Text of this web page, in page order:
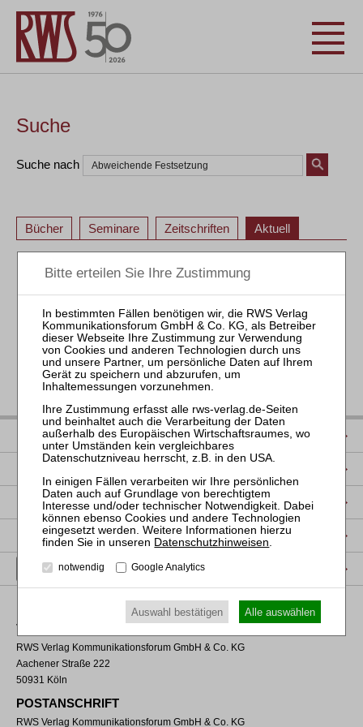
Suche
Suche nach
Bücher Seminare Zeitschriften Aktuell
2 3 4
IMPRESSUM
NUTZUNGSBESTIMMUNGEN/AGB
PRODUKTSICHERHEIT (GPSR)
VERTRAG WIDERRUFEN
VERLAGSADRESSE
RWS Verlag Kommunikationsforum GmbH & Co. KG
Aachener Straße 222
50931 Köln
POSTANSCHRIFT
RWS Verlag Kommunikationsforum GmbH & Co. KG
Datenschutzhinweisen
notwendig Google Analytics
Auswahl bestätigen Alle auswählen